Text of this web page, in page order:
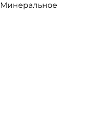
Минеральное